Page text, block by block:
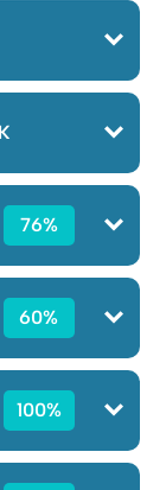
76%
60%
100%